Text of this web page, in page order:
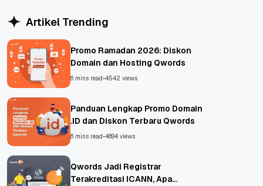
Artikel Trending
Promo Ramadan 2026: Diskon
Domain dan Hosting Qwords
6 mins read•4542 views
Panduan Lengkap Promo Domain
.ID dan Diskon Terbaru Qwords
6 mins read•4894 views
Qwords Jadi Registrar
Terakreditasi ICANN, Apa